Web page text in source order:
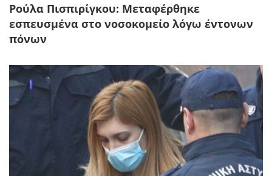
Ρούλα Πισπιρίγκου: Μεταφέρθηκε
εσπευσμένα στο νοσοκομείο λόγω έντονων
πόνων